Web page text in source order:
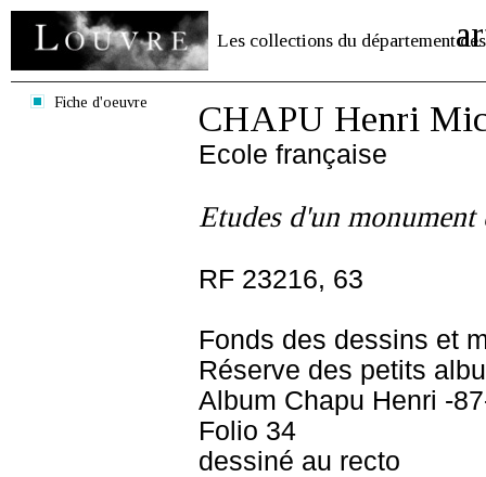
Les collections du département des
Fiche d'oeuvre CHAPU Henri
Ecole française
Etudes d'un
RF 23216, 63
Fonds des dessins et
Réserve des petits
Album Chapu Henri -
Folio 34
dessiné au recto